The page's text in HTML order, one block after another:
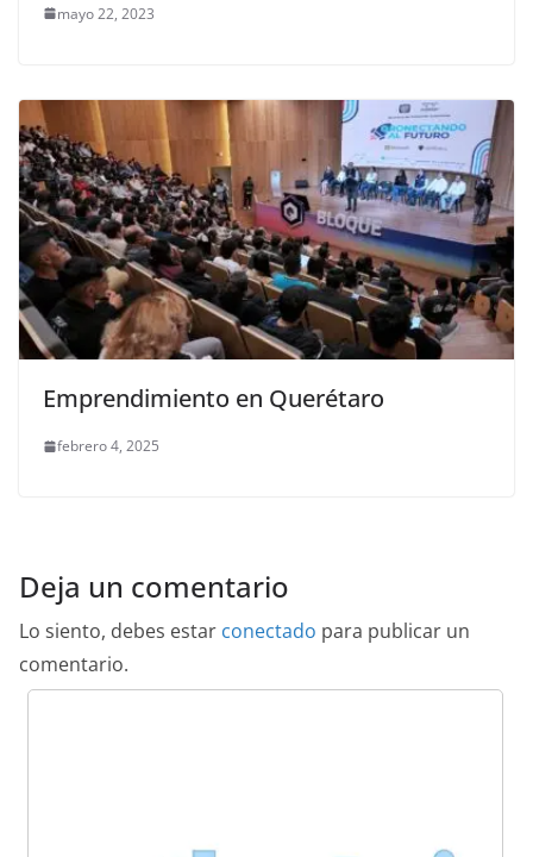
mayo 22, 2023
Emprendimiento en Querétaro
febrero 4, 2025
Deja un comentario
Lo siento, debes estar conectado para publicar un
comentario.